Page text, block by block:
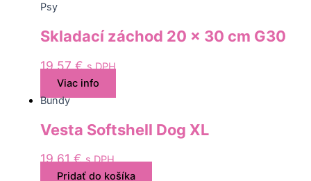
Psy
Skladací záchod 20 x 30 cm G30
19,57€ s DPH
Viac info
Bundy
Vesta Softshell Dog XL
19,61€ s DPH
Pridať do košíka